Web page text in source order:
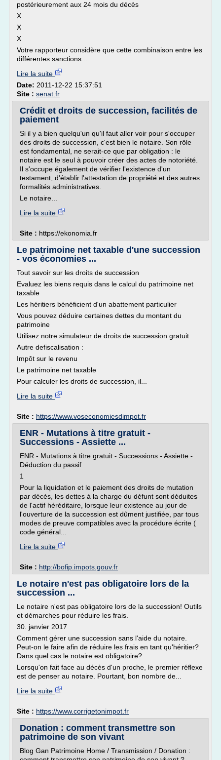
postérieurement aux 24 mois du décès
X
X
X
Votre rapporteur considère que cette combinaison entre les
différentes sanctions...
Lire la suite
Date: 2011-12-22 15:37:51
Site : senat.fr
Crédit et droits de succession, facilités de
paiement
Si il y a bien quelqu'un qu'il faut aller voir pour s'occuper
des droits de succession, c'est bien le notaire. Son rôle
est fondamental, ne serait-ce que par obligation : le
notaire est le seul à pouvoir créer des actes de notoriété.
Il s'occupe également de vérifier l'existence d'un
testament, d'établir l'attestation de propriété et des autres
formalités administratives.
Le notaire...
Lire la suite
Site : https://ekonomia.fr
Le patrimoine net taxable d'une succession
- vos économies ...
Tout savoir sur les droits de succession
Evaluez les biens requis dans le calcul du patrimoine net
taxable
Les héritiers bénéficient d'un abattement particulier
Vous pouvez déduire certaines dettes du montant du
patrimoine
Utilisez notre simulateur de droits de succession gratuit
Autre defiscalisation :
Impôt sur le revenu
Le patrimoine net taxable
Pour calculer les droits de succession, il...
Lire la suite
Site : https://www.voseconomiesdimpot.fr
ENR - Mutations à titre gratuit -
Successions - Assiette ...
ENR - Mutations à titre gratuit - Successions - Assiette -
Déduction du passif
1
Pour la liquidation et le paiement des droits de mutation
par décès, les dettes à la charge du défunt sont déduites
de l'actif héréditaire, lorsque leur existence au jour de
l'ouverture de la succession est dûment justifiée, par tous
modes de preuve compatibles avec la procédure écrite (
code général...
Lire la suite
Site : http://bofip.impots.gouv.fr
Le notaire n'est pas obligatoire lors de la
succession ...
Le notaire n'est pas obligatoire lors de la succession! Outils
et démarches pour réduire les frais.
30. janvier 2017
Comment gérer une succession sans l'aide du notaire.
Peut-on le faire afin de réduire les frais en tant qu'héritier?
Dans quel cas le notaire est obligatoire?
Lorsqu'on fait face au décès d'un proche, le premier réflexe
est de penser au notaire. Pourtant, bon nombre de...
Lire la suite
Site : https://www.corrigetonimpot.fr
Donation : comment transmettre son
patrimoine de son vivant
Blog Gan Patrimoine Home / Transmission / Donation :